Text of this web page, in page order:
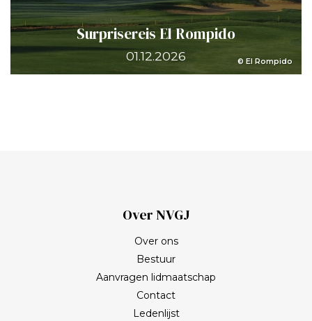
© El Rompido
Surprisereis El Rompido
01.12.2026
Over NVGJ
Over ons
Bestuur
Aanvragen lidmaatschap
Contact
Ledenlijst